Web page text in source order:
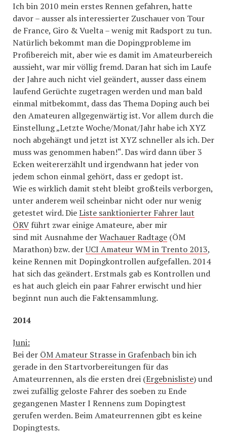
Ich bin 2010 mein erstes Rennen gefahren, hatte
davor – ausser als interessierter Zuschauer von Tour
de France, Giro & Vuelta – wenig mit Radsport zu tun.
Natürlich bekommt man die Dopingprobleme im
Profibereich mit, aber wie es damit im Amateurbereich
aussieht, war mir völlig fremd. Daran hat sich im Laufe
der Jahre auch nicht viel geändert, ausser dass einem
laufend Gerüchte zugetragen werden und man bald
einmal mitbekommt, dass das Thema Doping auch bei
den Amateuren allgegenwärtig ist. Vor allem durch die
Einstellung „Letzte Woche/Monat/Jahr habe ich XYZ
noch abgehängt und jetzt ist XYZ schneller als ich. Der
muss was genommen haben!“. Das wird dann über 3
Ecken weitererzählt und irgendwann hat jeder von
jedem schon einmal gehört, dass er gedopt ist.
Wie es wirklich damit steht bleibt großteils verborgen,
unter anderem weil scheinbar nicht oder nur wenig
getestet wird. DieListe sanktionierter Fahrer laut
ÖRV führt zwar einige Amateure, aber mir
sind mit Ausnahme derWachauer Radtage (ÖM
Marathon) bzw. derUCI Amateur WM in Trento 2013,
keine Rennen mit Dopingkontrollen aufgefallen. 2014
hat sich das geändert. Erstmals gab es Kontrollen und
es hat auch gleich ein paar Fahrer erwischt und hier
beginnt nun auch die Faktensammlung.
2014
Juni:
Bei der ÖM Amateur Strasse in Grafenbachbin ich
gerade in den Startvorbereitungen für das
Amateurrennen, als die ersten drei (Ergebnisliste) und
zwei zufällig geloste Fahrer des soeben zu Ende
gegangenen Master I Rennens zum Dopingtest
gerufen werden. Beim Amateurrennen gibt es keine
Dopingtests.